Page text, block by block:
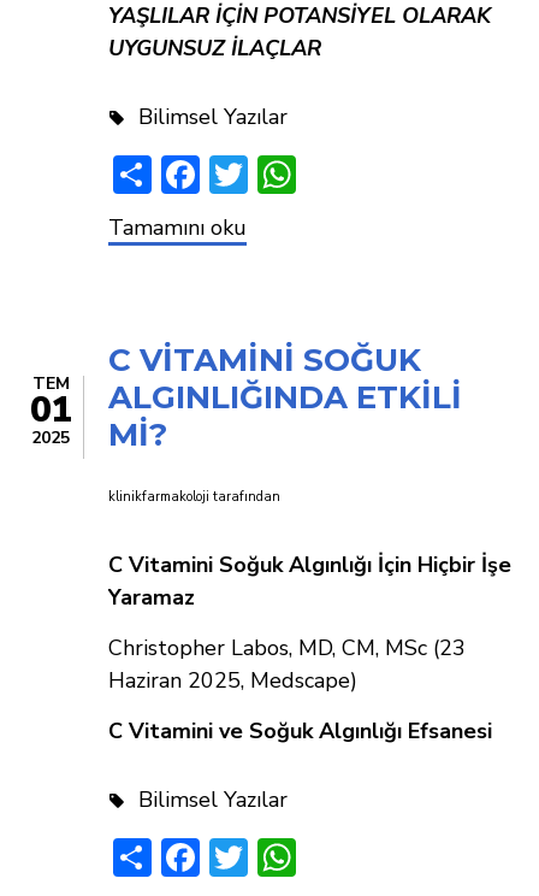
YAŞLILAR İÇİN POTANSİYEL OLARAK
UYGUNSUZ İLAÇLAR
Bilimsel Yazılar
ShareFacebook
Twitter
YAŞLILARDA
İLAÇ
Tamamını oku
TEM
01
2025
C VİTAMİNİ SOĞUK
ALGINLIĞINDA ETKİLİ
Mİ?
klinikfarmakoloji tarafından
C Vitamini Soğuk Algınlığı İçin Hiçbir İşe
Yaramaz
Christopher Labos, MD, CM, MSc (23
Haziran 2025, Medscape)
C Vitamini ve Soğuk Algınlığı Efsanesi
Bilimsel Yazılar
ShareFacebook
Twitter